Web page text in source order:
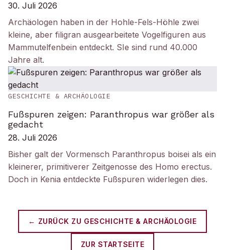
30. Juli 2026
Archäologen haben in der Hohle-Fels-Höhle zwei
kleine, aber filigran ausgearbeitete Vogelfiguren aus
Mammutelfenbein entdeckt. SIe sind rund 40.000
Jahre alt.
GESCHICHTE & ARCHÄOLOGIE
Fußspuren zeigen: Paranthropus war größer als
gedacht
28. Juli 2026
Bisher galt der Vormensch Paranthropus boisei als ein
kleinerer, primitiverer Zeitgenosse des Homo erectus.
Doch in Kenia entdeckte Fußspuren widerlegen dies.
← ZURÜCK ZU GESCHICHTE & ARCHÄOLOGIE
ZUR STARTSEITE